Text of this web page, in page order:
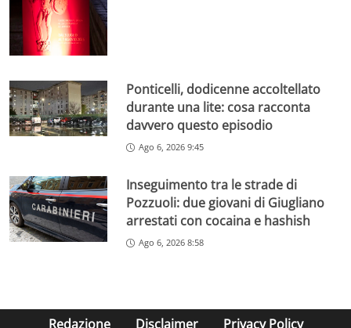
Ponticelli, dodicenne accoltellato
durante una lite: cosa racconta
davvero questo episodio
Ago 6, 2026 9:45
Inseguimento tra le strade di
Pozzuoli: due giovani di Giugliano
arrestati con cocaina e hashish
Ago 6, 2026 8:58
Redazione Disclaimer Privacy Policy